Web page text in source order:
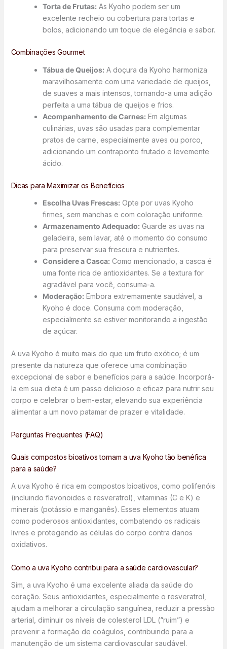
Torta de Frutas:As Kyoho podem ser um
excelente recheio ou cobertura para tortas e
bolos, adicionando um toque de elegância e sabor.
Combinações Gourmet
Tábua de Queijos:A doçura da Kyoho harmoniza
maravilhosamente com uma variedade de queijos,
de suaves a mais intensos, tornando-a uma adição
perfeita a uma tábua de queijos e frios.
Acompanhamento de Carnes:Em algumas
culinárias, uvas são usadas para complementar
pratos de carne, especialmente aves ou porco,
adicionando um contraponto frutado e levemente
ácido.
Dicas para Maximizar os Benefícios
Escolha Uvas Frescas:Opte por uvas Kyoho
firmes, sem manchas e com coloração uniforme.
Armazenamento Adequado:Guarde as uvas na
geladeira, sem lavar, até o momento do consumo
para preservar sua frescura e nutrientes.
Considere a Casca:Como mencionado, a casca é
uma fonte rica de antioxidantes. Se a textura for
agradável para você, consuma-a.
Moderação:Embora extremamente saudável, a
Kyoho é doce. Consuma com moderação,
especialmente se estiver monitorando a ingestão
de açúcar.
A uva Kyoho é muito mais do que um fruto exótico; é um
presente da natureza que oferece uma combinação
excepcional de sabor e benefícios para a saúde. Incorporá-
la em sua dieta é um passo delicioso e eficaz para nutrir seu
corpo e celebrar o bem-estar, elevando sua experiência
alimentar a um novo patamar de prazer e vitalidade.
Perguntas Frequentes (FAQ)
Quais compostos bioativos tornam a uva Kyoho tão benéfica
para a saúde?
A uva Kyoho é rica em compostos bioativos, como polifenóis
(incluindo flavonoides e resveratrol), vitaminas (C e K) e
minerais (potássio e manganês). Esses elementos atuam
como poderosos antioxidantes, combatendo os radicais
livres e protegendo as células do corpo contra danos
oxidativos.
Como a uva Kyoho contribui para a saúde cardiovascular?
Sim, a uva Kyoho é uma excelente aliada da saúde do
coração. Seus antioxidantes, especialmente o resveratrol,
ajudam a melhorar a circulação sanguínea, reduzir a pressão
arterial, diminuir os níveis de colesterol LDL (“ruim”) e
prevenir a formação de coágulos, contribuindo para a
manutenção de um sistema cardiovascular saudável.